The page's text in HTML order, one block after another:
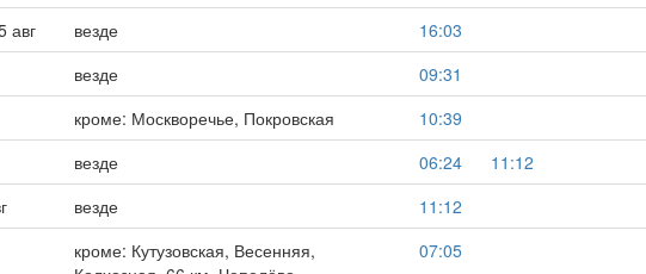
авг
везде
16:03
везде
09:31
кроме: Москворечье, Покровская
10:39
везде 06:24
11:12
везде
11:12
кроме: Кутузовская, Весенняя,
07:05